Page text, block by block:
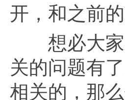
开，和之前
想必大家
关的问题有
相关的，那